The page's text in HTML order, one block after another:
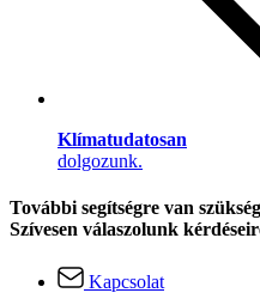
Klímatudatosan
dolgozunk.
További segítségre van
Szívesen válaszolunk
Kapcsolat